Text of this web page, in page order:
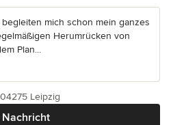
mich schon mein ganzes
Herumrücken von
Plan...
Nachricht
Leipzig